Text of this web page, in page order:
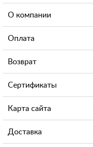
О компании
Оплата
Возврат
Сертификаты
Карта сайта
Доставка